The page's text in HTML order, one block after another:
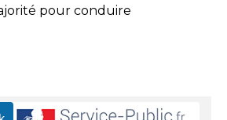
pour conduire